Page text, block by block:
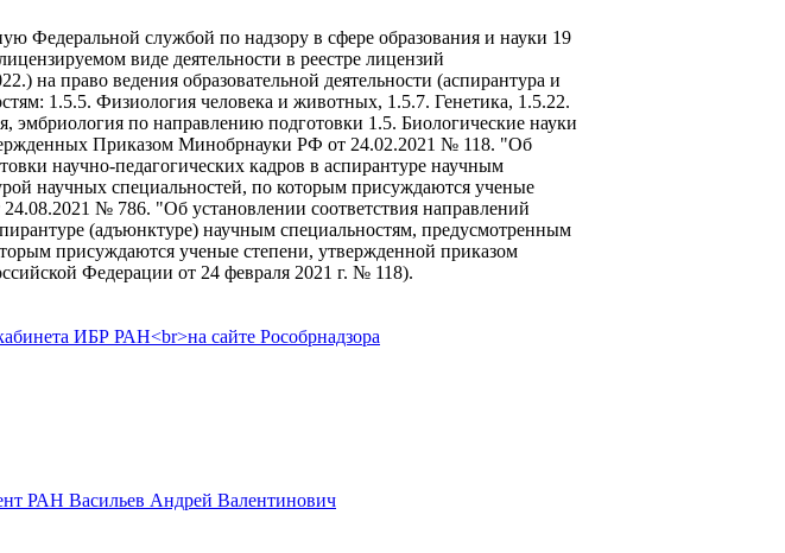
службой по надзору в сфере образования и науки 19
виде деятельности в реестре лицензий
на право ведения образовательной деятельности (аспирантура и
1.5.5. Физиология человека и животных, 1.5.7. Генетика, 1.5.22.
эмбриология по направлению подготовки 1.5. Биологические науки
Приказом Минобрнауки РФ от 24.02.2021 № 118. "Об
научно-педагогических кадров в аспирантуре научным
научных специальностей, по которым присуждаются ученые
№ 786. "Об установлении соответствия направлений
(адъюнктуре) научным специальностям, предусмотренным
присуждаются ученые степени, утвержденной приказом
Федерации от 24 февраля 2021 г. № 118).
РАН Васильев Андрей Валентинович